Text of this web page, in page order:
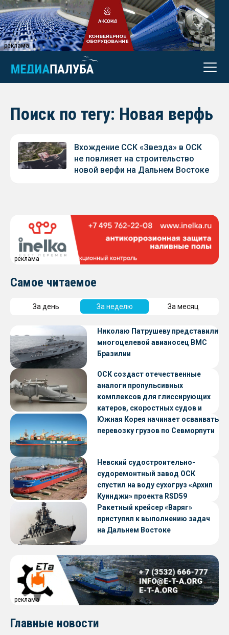
реклама
Поиск по тегу: Новая верфь
Вхождение ССК «Звезда» в ОСК
не повлияет на строительство
новой верфи на Дальнем Востоке
реклама
Самое читаемое
За день За неделю За месяц
Николаю Патрушеву представили
многоцелевой авианосец ВМС
Бразилии
ОСК создаст отечественные
аналоги пропульсивных
комплексов для глиссирующих
катеров, скоростных судов и
судов с малой осадкой
Южная Корея начинает осваивать
перевозку грузов по Севморпути
Невский судостроительно-
судоремонтный завод ОСК
спустил на воду сухогруз «Архип
Куинджи» проекта RSD59
Ракетный крейсер «Варяг»
приступил к выполнению задач
на Дальнем Востоке
реклама
Главные новости